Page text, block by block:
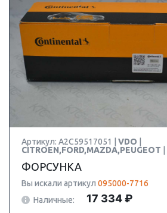
Артикул: A2C59517051 | VDO
CITROEN,FORD,MAZDA,PEUGEOT
ФОРСУНКА
Вы искали артикул 095000-7716
Наличные:
17 334 ₽